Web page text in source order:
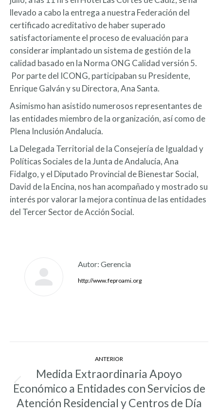
llevado a cabo la entrega a nuestra Federación del
certificado acreditativo de haber superado
satisfactoriamente el proceso de evaluación para
considerar implantado un sistema de gestión de la
calidad basado en la Norma ONG Calidad versión 5.
Por parte del ICONG, participaban su Presidente,
Enrique Galván y su Directora, Ana Santa.
Asimismo han asistido numerosos representantes de
las entidades miembro de la organización, así como de
Plena Inclusión Andalucía.
La Delegada Territorial de la Consejería de Igualdad y
Políticas Sociales de la Junta de Andalucía, Ana
Fidalgo, y el Diputado Provincial de Bienestar Social,
David de la Encina, nos han acompañado y mostrado su
interés por valorar la mejora continua de las entidades
del Tercer Sector de Acción Social.
Autor: Gerencia
http://www.feproami.org
Navegación
entre
entradas
ANTERIOR
Entrada
anterior:
Medida Extraordinaria Apoyo
Económico a Entidades con Servicios de
Atención Residencial y Centros de Día